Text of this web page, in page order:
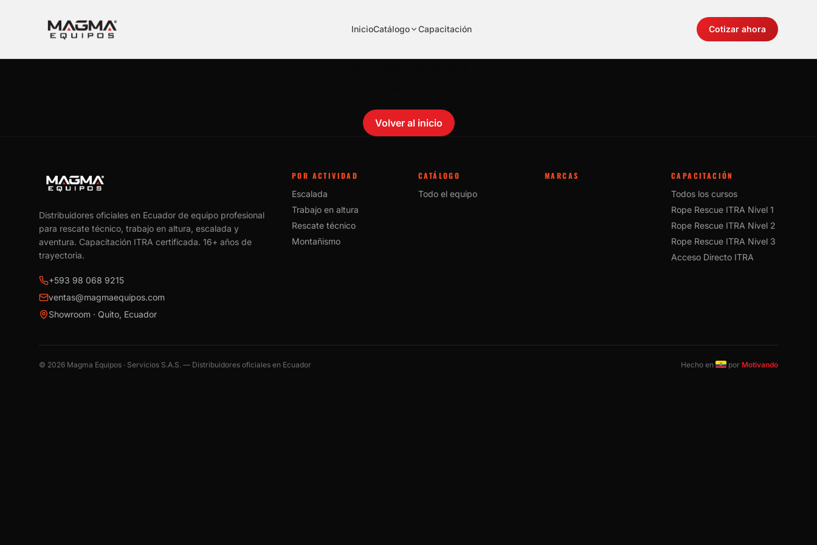
InicioCatálogo Capacitación Cotizar ahora
Volver al inicio
Distribuidores oficiales en Ecuador de equipo profesional
para rescate técnico, trabajo en altura, escalada y
aventura. Capacitación ITRA certificada. 16+ años de
trayectoria.
+593 98 068 9215
ventas@magmaequipos.com
Showroom · Quito, Ecuador
POR ACTIVIDAD
Escalada
Trabajo en altura
Rescate técnico
Montañismo
CATÁLOGO
Todo el equipo
MARCAS
CAPACITACIÓN
Todos los cursos
Rope Rescue ITRA Nivel 1
Rope Rescue ITRA Nivel 2
Rope Rescue ITRA Nivel 3
Acceso Directo ITRA
© 2026 Magma Equipos · Servicios S.A.S. — Distribuidores oficiales en Ecuador Hecho en por Motivando